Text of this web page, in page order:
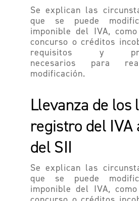
Se explican las
que se puede
imponible del IVA,
concurso o créditos
requisitos y
necesarios para
modificación.
Llevanza de los
registro del IVA
del SII
Se explican las
que se puede
imponible del IVA,